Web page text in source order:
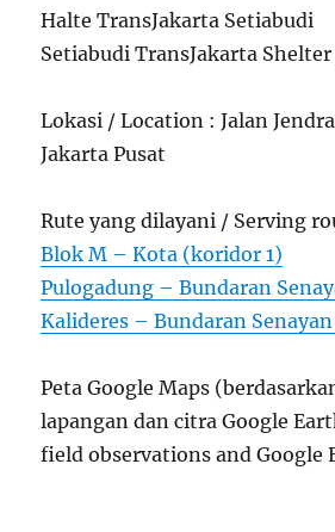
Halte TransJakarta Setiabudi
Setiabudi TransJakarta
Lokasi / Location : Jalan
Jakarta Pusat
Rute yang dilayani / Serving
Blok M – Kota (koridor 1)
Pulogadung – Bundaran
Kalideres – Bundaran
Peta Google Maps
lapangan dan citra Google
field observations and Google